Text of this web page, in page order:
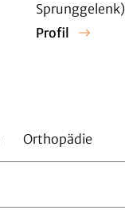
Sprunggelenk)
Profil
Orthopädie